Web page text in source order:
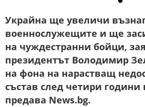
Украйна ще увеличи
военнослужещите и ще
на чуждестранни бойци,
президентът Володимир
на фона на нарастващ
състав след четири години
предава News.bg.